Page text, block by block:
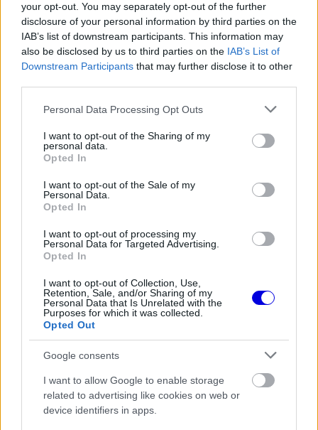
your opt-out. You may separately opt-out of the further
disclosure of your personal information by third parties on the
IAB’s list of downstream participants. This information may
also be disclosed by us to third parties on the IAB’s List of
Downstream Participants that may further disclose it to other
Please note that this website/app uses one or more Google
not limited to your visit or usage behaviour. You may click to
grant or deny consent to Google and its third-party tags to
use your data for below specified purposes in below Google
consent section.
Personal Data Processing Opt Outs
I want to opt-out of the Sharing of my
personal data.
Opted In
I want to opt-out of the Sale of my
Personal Data.
Opted In
I want to opt-out of processing my
Personal Data for Targeted Advertising.
Opted In
I want to opt-out of Collection, Use,
Retention, Sale, and/or Sharing of my
Personal Data that Is Unrelated with the
Purposes for which it was collected.
Opted Out
Google consents
I want to allow Google to enable storage
related to advertising like cookies on web or
device identifiers in apps.
zárt.
is
loading.
modal
The media could not be loaded, either because
the server or network failed or because the format
is not supported.
David Coulthard szerint lenyűgöző volt látni,
korábbi Formula–1-es versenyző az Up To Speed
podcast legutóbbi adásában beszélt erről, amiről
F1 Oversteer
EZEKET IS AJÁNLJUK